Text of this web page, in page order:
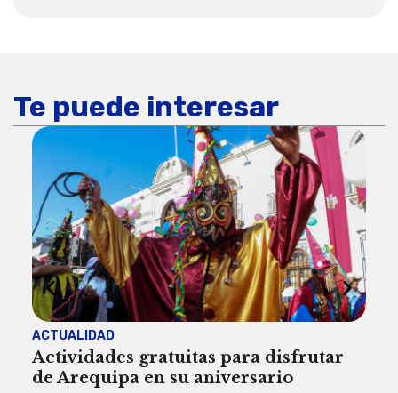
Te puede interesar
ACTUALIDAD
Actividades gratuitas para disfrutar
de Arequipa en su aniversario